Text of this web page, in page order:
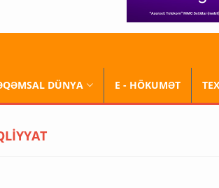
DÜNYA E - HÖKUMƏT